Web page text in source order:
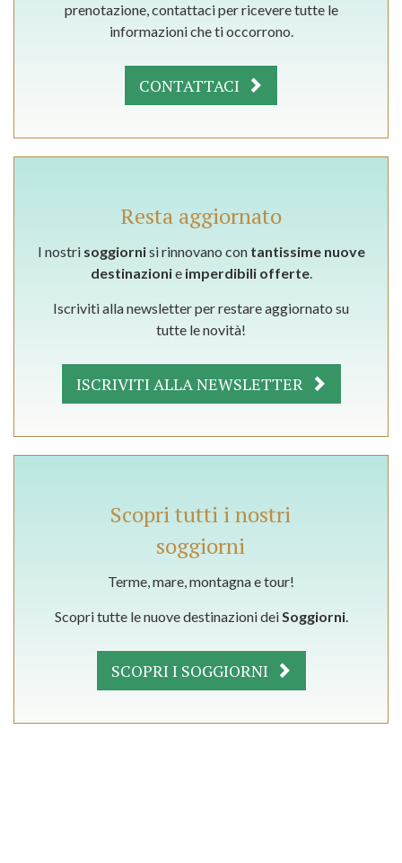
prenotazione, contattaci per ricevere tutte le
informazioni che ti occorrono.
CONTATTACI
Resta aggiornato
I nostri soggiornisi rinnovano con tantissime nuove
destinazionie imperdibili offerte.
Iscriviti alla newsletter per restare aggiornato su
tutte le novità!
ISCRIVITI ALLA NEWSLETTER
Scopri tutti i nostri
soggiorni
Terme, mare, montagna e tour!
Scopri tutte le nuove destinazioni deiSoggiorni.
SCOPRI I SOGGIORNI